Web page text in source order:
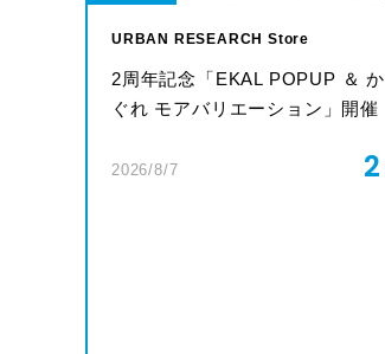
URBAN RESEARCH Store
2周年記念「EKAL POPUP ＆ か
ぐれ モアバリエーション」開催
2026/8/7 2